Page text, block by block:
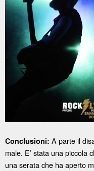
Conclusioni: A parte il
male. E’ stata una piccola
una serata che ha aperto